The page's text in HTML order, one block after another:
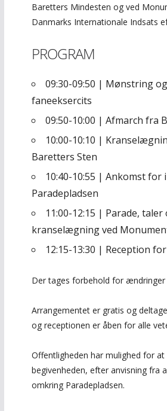
Baretters Mindesten og ved
Danmarks Internationale Indsats
PROGRAM
09:30-09:50 | Mønstring
faneeksercits
09:50-10:00 | Afmarch fra
10:00-10:10 |
Baretters Sten
10:40-10:55 | Ankomst for
Paradepladsen
11:00-12:15 | Parade, taler
kranselægning ved
12:15-13:30 | Reception
Der tages forbehold for
Arrangementet er gratis og
og receptionen er åben for alle
Offentligheden har mulighed for
begivenheden, efter anvisning fra
omkring Paradepladsen.